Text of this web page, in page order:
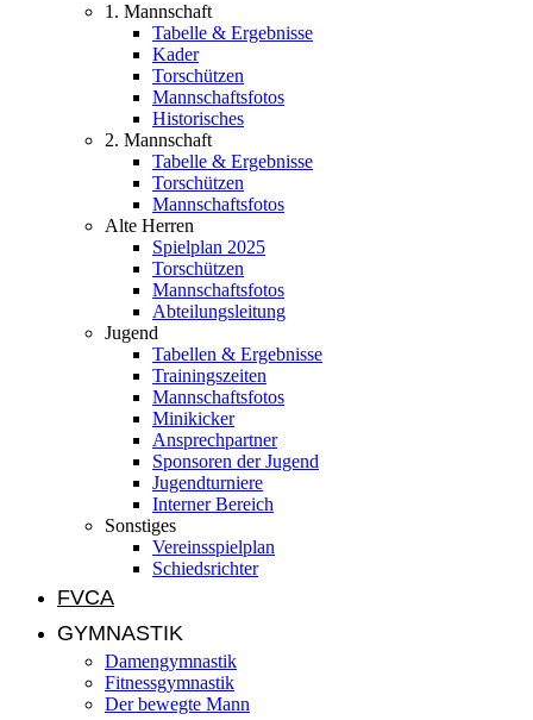
1. Mannschaft
Tabelle & Ergebnisse
Kader
Torschützen
Mannschaftsfotos
Historisches
2. Mannschaft
Tabelle & Ergebnisse
Torschützen
Mannschaftsfotos
Alte Herren
Spielplan 2025
Torschützen
Mannschaftsfotos
Abteilungsleitung
Jugend
Tabellen & Ergebnisse
Trainingszeiten
Mannschaftsfotos
Minikicker
Ansprechpartner
Sponsoren der Jugend
Jugendturniere
Interner Bereich
Sonstiges
Vereinsspielplan
Schiedsrichter
FVCA
GYMNASTIK
Damengymnastik
Fitnessgymnastik
Der bewegte Mann